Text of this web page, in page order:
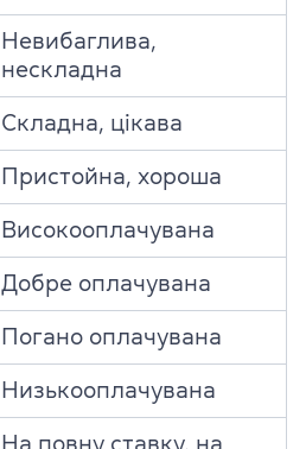
Невибаглива,
нескладна
Складна, цікава
Пристойна, хороша
Високооплачувана
Добре оплачувана
Погано оплачувана
Низькооплачувана
На повну ставку, на